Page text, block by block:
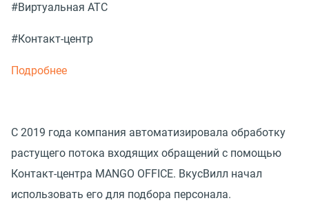
#Виртуальная АТС
#Контакт-центр
Подробнее
С 2019 года компания автоматизировала обработку
растущего потока входящих обращений с помощью
Контакт-центра MANGO OFFICE. ВкусВилл начал
использовать его для подбора персонала.